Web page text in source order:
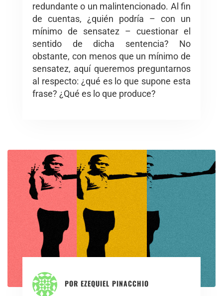
redundante o un malintencionado. Al fin
de cuentas, ¿quién podría – con un
mínimo de sensatez – cuestionar el
sentido de dicha sentencia? No
obstante, con menos que un mínimo de
sensatez, aquí queremos preguntarnos
al respecto: ¿qué es lo que supone esta
frase? ¿Qué es lo que produce?
POR EZEQUIEL PINACCHIO